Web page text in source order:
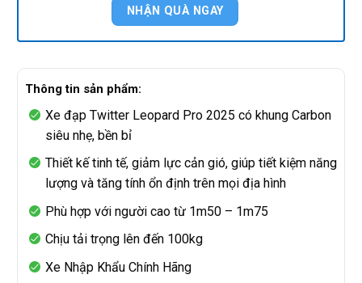
Thông tin sản phẩm:
Xe đạp Twitter Leopard Pro 2025 có khung Carbon
siêu nhẹ, bền bỉ
Thiết kế tinh tế, giảm lực cản gió, giúp tiết kiệm năng
lượng và tăng tính ổn định trên mọi địa hình
Phù hợp với người cao từ 1m50 – 1m75
Chịu tải trọng lên đến 100kg
Xe Nhập Khẩu Chính Hãng